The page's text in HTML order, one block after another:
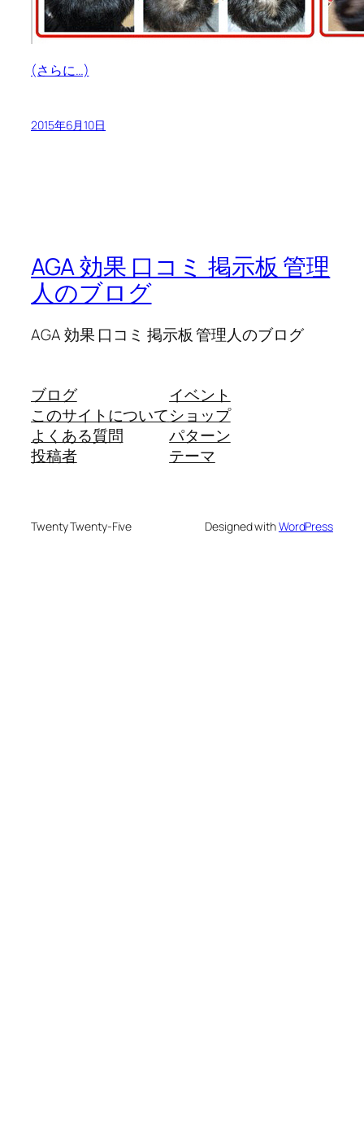
(さらに…)
2015年6月10日
AGA 効果 口コミ 掲示板 管理
人のブログ
AGA 効果 口コミ 掲示板 管理人のブログ
ブログ
このサイトについて
よくある質問
投稿者
イベント
ショップ
パターン
テーマ
Twenty Twenty-Five Designed withWordPress